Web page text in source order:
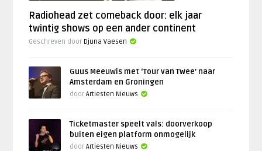
Radiohead zet comeback door: elk jaar
twintig shows op een ander continent
Geschreven door Djuna Vaesen
Guus Meeuwis met ‘Tour van Twee’ naar
Amsterdam en Groningen
doorArtiesten Nieuws
Ticketmaster speelt vals: doorverkoop
buiten eigen platform onmogelijk
doorArtiesten Nieuws